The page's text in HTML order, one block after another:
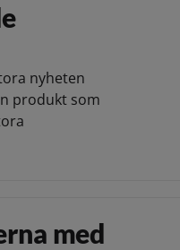
nyheten
produkt som
med